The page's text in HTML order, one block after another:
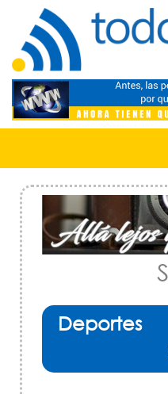
Deportes